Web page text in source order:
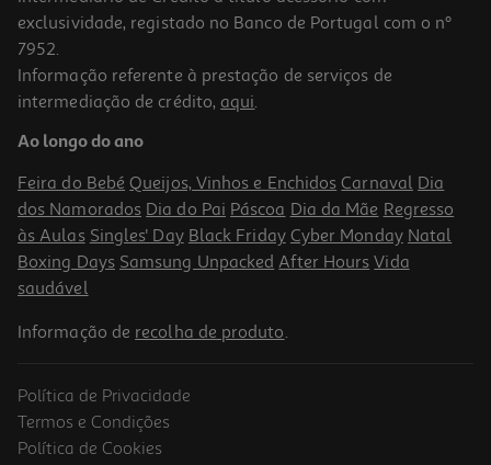
Suplemento Hairlox Hairgummies 60 Gomas
Indisponível online
exclusividade, registado no Banco de Portugal com o nº
7952.
Informação referente à prestação de serviços de
intermediação de crédito, aqui.
Ao longo do ano
Feira do Bebé Queijos, Vinhos e Enchidos Carnaval Dia
dos Namorados Dia do Pai Páscoa Dia da Mãe Regresso
às Aulas Singles' Day Black Friday Cyber Monday Natal
Boxing Days Samsung Unpacked After Hours Vida
saudável
Informação de recolha de produto.
Política de Privacidade
Termos e Condições
Política de Cookies